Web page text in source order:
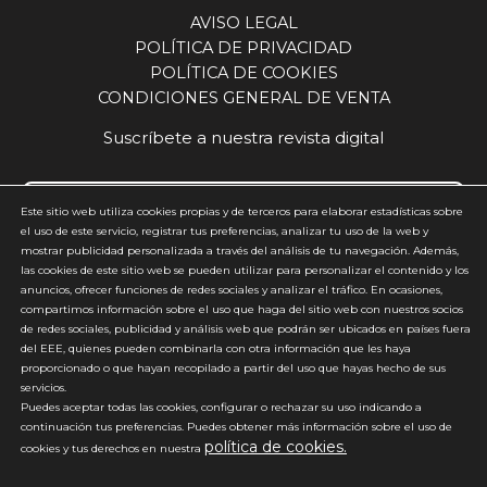
AVISO LEGAL
POLÍTICA DE PRIVACIDAD
POLÍTICA DE COOKIES
CONDICIONES GENERAL DE VENTA
Suscríbete a nuestra revista digital
Acepto y estoy de acuerdo con lapolítica de privacidad(requerido)
*
*No enviamos spam
Este sitio web utiliza cookies propias y de terceros para elaborar estadísticas sobre
el uso de este servicio, registrar tus preferencias, analizar tu uso de la web y
mostrar publicidad personalizada a través del análisis de tu navegación. Además,
las cookies de este sitio web se pueden utilizar para personalizar el contenido y los
anuncios, ofrecer funciones de redes sociales y analizar el tráfico. En ocasiones,
compartimos información sobre el uso que haga del sitio web con nuestros socios
de redes sociales, publicidad y análisis web que podrán ser ubicados en países fuera
del EEE, quienes pueden combinarla con otra información que les haya
proporcionado o que hayan recopilado a partir del uso que hayas hecho de sus
servicios.
Puedes aceptar todas las cookies, configurar o rechazar su uso indicando a
continuación tus preferencias. Puedes obtener más información sobre el uso de
cookies y tus derechos en nuestra política de cookies.